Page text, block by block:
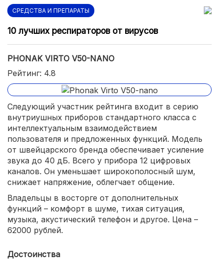
СРЕДСТВА И ПРЕПАРАТЫ
10 лучших респираторов от вирусов
PHONAK VIRTO V50-NANO
Рейтинг: 4.8
Следующий участник рейтинга входит в серию
внутриушных приборов стандартного класса с
интеллектуальным взаимодействием
пользователя и предложенных функций. Модель
от швейцарского бренда обеспечивает усиление
звука до 40 дБ. Всего у прибора 12 цифровых
каналов. Он уменьшает широкополосный шум,
снижает напряжение, облегчает общение.
Владельцы в восторге от дополнительных
функций – комфорт в шуме, тихая ситуация,
музыка, акустический телефон и другое. Цена –
62000 рублей.
Достоинства